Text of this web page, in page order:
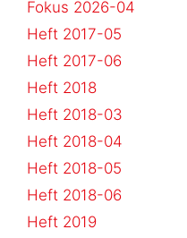
Fokus 2026-04
Heft 2017-05
Heft 2017-06
Heft 2018
Heft 2018-03
Heft 2018-04
Heft 2018-05
Heft 2018-06
Heft 2019